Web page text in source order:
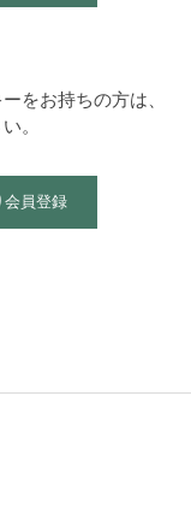
をお持ちの方は、
。
会員登録